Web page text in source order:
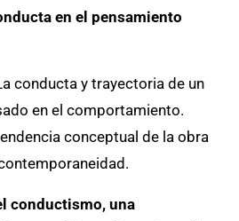
en el pensamiento
conducta y trayectoria de un
en el comportamiento.
conceptual de la obra
conductismo, una